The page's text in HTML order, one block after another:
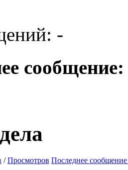
-
сообщение:
/Просмотров Последнее сообщение